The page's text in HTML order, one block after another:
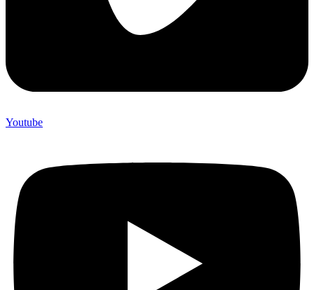
Youtube